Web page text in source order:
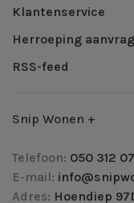
Klantenservice
Herroeping
RSS-feed
Snip Wonen +
Telefoon: 050 312
E-mail:
Adres: Hoendiep